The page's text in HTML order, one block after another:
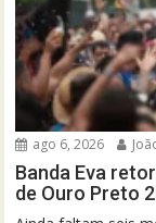
ago 6, 2026
Banda Eva
de Ouro Preto